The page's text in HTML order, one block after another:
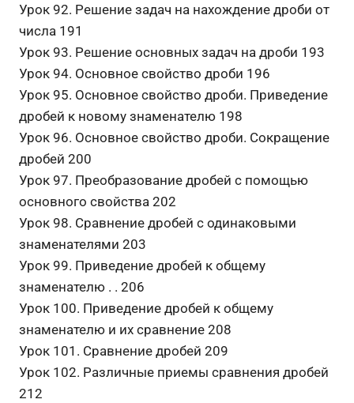
Урок 92. Решение задач на нахождение дроби от
числа 191
Урок 93. Решение основных задач на дроби 193
Урок 94. Основное свойство дроби 196
Урок 95. Основное свойство дроби. Приведение
дробей к новому знаменателю 198
Урок 96. Основное свойство дроби. Сокращение
дробей 200
Урок 97. Преобразование дробей с помощью
основного свойства 202
Урок 98. Сравнение дробей с одинаковыми
знаменателями 203
Урок 99. Приведение дробей к общему
знаменателю . . 206
Урок 100. Приведение дробей к общему
знаменателю и их сравнение 208
Урок 101. Сравнение дробей 209
Урок 102. Различные приемы сравнения дробей
212